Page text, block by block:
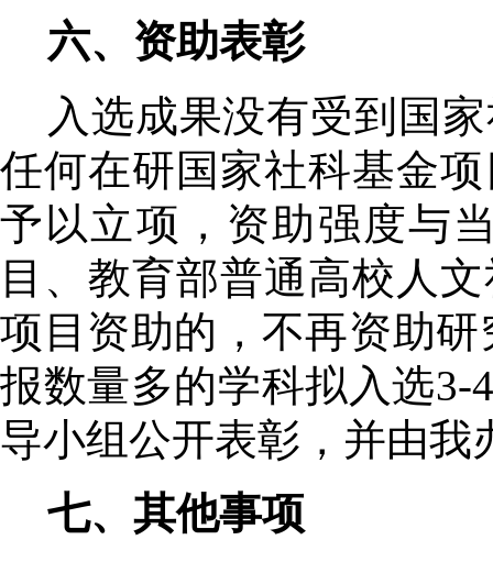
六、资助表彰
入选成果没有受到国
任何在研国家社科基金
予以立项，资助强度与
目、教育部普通高校人
项目资助的，不再资助
报数量多的学科拟入选3-4
导小组公开表彰，并由我
七、其他事项